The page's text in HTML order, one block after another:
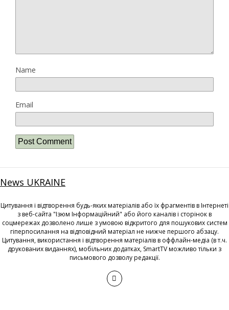
Name
Email
News UKRAINE
Цитування і відтворення будь-яких матеріалів або їх фрагментів в Інтернеті
з веб-сайта "Ізюм Інформаційний" або його каналів і сторінок в
соцмережах дозволено лише з умовою відкритого для пошукових систем
гіперпосилання на відповідний матеріал не нижче першого абзацу.
Цитування, використання і відтворення матеріалів в оффлайн-медіа (в т.ч.
друкованих виданнях), мобільних додатках, SmartTV можливо тільки з
письмового дозволу редакції.